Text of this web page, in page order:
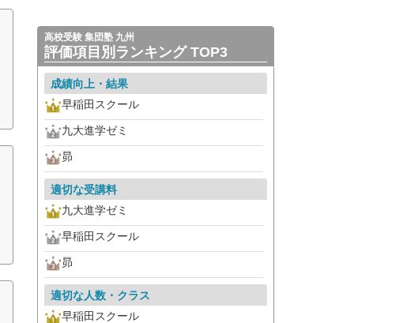
高校受験 集団塾 九州
評価項目別ランキング TOP3
成績向上・結果
早稲田スクール
九大進学ゼミ
昴
適切な受講料
九大進学ゼミ
早稲田スクール
昴
適切な人数・クラス
早稲田スクール